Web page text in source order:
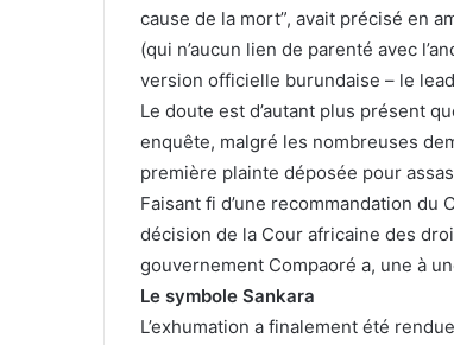
cause de la mort”, avait précisé en
(qui n’aucun lien de parenté avec
version officielle burundaise – le
Le doute est d’autant plus présent
enquête, malgré les nombreuses
première plainte déposée pour
Faisant fi d’une recommandation du
décision de la Cour africaine des
gouvernement Compaoré a, une à
Le symbole Sankara
L’exhumation a finalement été